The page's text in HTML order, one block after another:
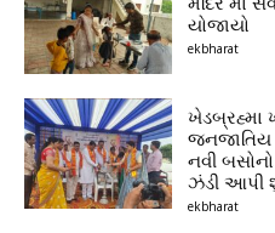
યોજાયો
ekbharat
ખેડબ્રહ્મા
જનજાતિય
નવી
ઝંડી આપી
ekbharat